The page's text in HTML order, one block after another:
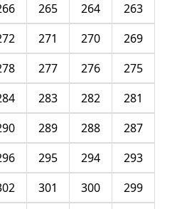
263
264
265
269
270
271
275
276
277
281
282
283
287
288
289
293
294
295
299
300
301